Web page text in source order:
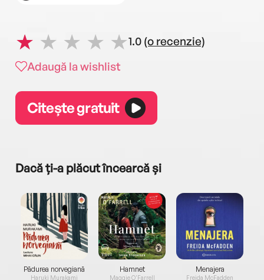
1.0 (o recenzie)
Adaugă la wishlist
Citește gratuit
Dacă ți-a plăcut încearcă și
Pădurea norvegiană
Haruki Murakami
Hamnet
Maggie O'Farrell
Menajera
Freida McFadden